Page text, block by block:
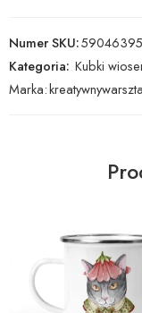
Numer SKU:
Kategoria: Kubki
Marka: